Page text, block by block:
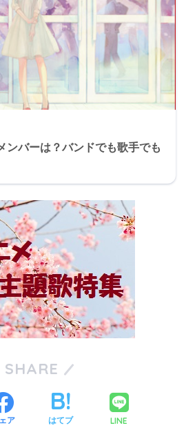
ンバーは？バンドでも歌手でも
SHARE
ア はてブ LINE